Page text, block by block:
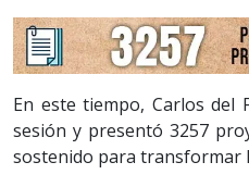
En este tiempo, Carlos del
sesión y presentó 3257
sostenido para transformar